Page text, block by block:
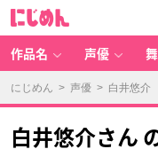
作品名 声優
にじめん > 声優 > 白井悠介
白井悠介さん